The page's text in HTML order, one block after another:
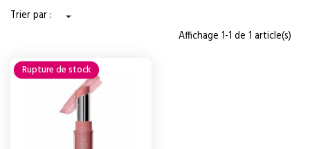
Trier par : 
Affichage 1-1 de 1 article(s)
Rupture de stock